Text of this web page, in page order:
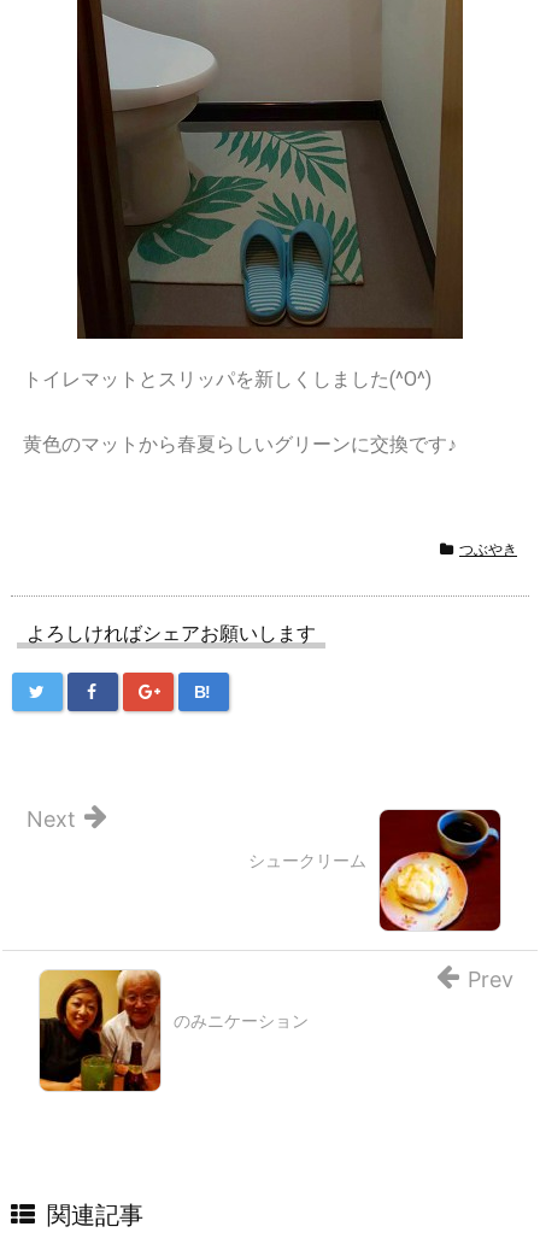
トイレマットとスリッパを新しくしました(^O^)
黄色のマットから春夏らしいグリーンに交換です♪
つぶやき
よろしければシェアお願いします
B!
シュークリーム
Next
のみニケーション
Prev
関連記事